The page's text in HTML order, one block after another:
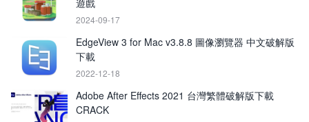
遊戲
2024-09-17
EdgeView 3 for Mac v3.8.8 圖像瀏覽器 中文破解版
下載
2022-12-18
Adobe After Effects 2021 台灣繁體破解版下載
CRACK